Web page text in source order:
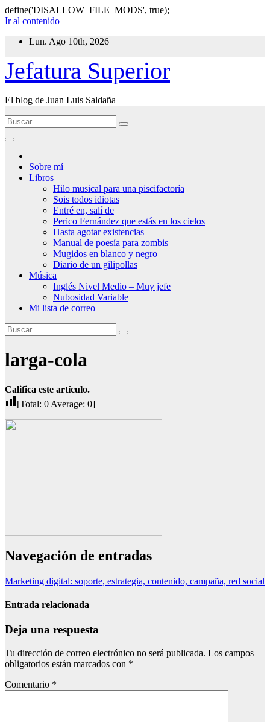
define('DISALLOW_FILE_MODS', true);
Ir al contenido
Lun. Ago 10th, 2026
Jefatura Superior
El blog de Juan Luis Saldaña
Sobre mí
Libros
Hilo musical para una piscifactoría
Sois todos idiotas
Entré en, salí de
Perico Fernández que estás en los cielos
Hasta agotar existencias
Manual de poesía para zombis
Mugidos en blanco y negro
Diario de un gilipollas
Música
Inglés Nivel Medio – Muy jefe
Nubosidad Variable
Mi lista de correo
larga-cola
Califica este artículo.
[Total: 0 Average: 0]
Navegación de entradas
Marketing digital: soporte, estrategia, contenido, campaña, red social
Entrada relacionada
Deja una respuesta
Tu dirección de correo electrónico no será publicada. Los campos
obligatorios están marcados con *
Comentario *